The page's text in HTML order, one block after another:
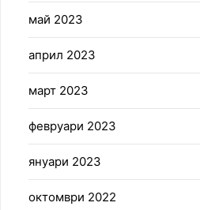
май 2023
април 2023
март 2023
февруари 2023
януари 2023
октомври 2022